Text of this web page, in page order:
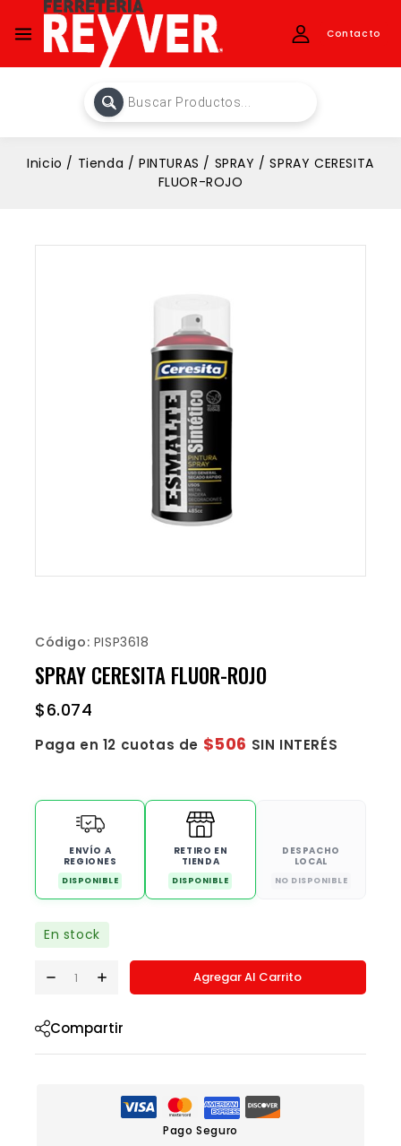
Contacto
Inicio / Tienda / PINTURAS / SPRAY / SPRAY CERESITA
FLUOR-ROJO
Código: PISP3618
SPRAY CERESITA FLUOR-ROJO
$6.074
Paga en 12 cuotas de $506 SIN INTERÉS
ENVÍO A
REGIONES
DISPONIBLE
RETIRO EN
TIENDA
DISPONIBLE
DESPACHO
LOCAL
NO DISPONIBLE
En stock
Agregar Al Carrito
Compartir
Pago Seguro